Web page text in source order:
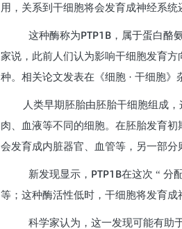
用，关系到干细胞将会发育成神经系统
这种酶称为PTP1B ，属于蛋白酪
家说，此前人们认为影响干细胞发育
种。相关论文发表在《细胞 · 干细胞》
人类早期胚胎由胚胎干细胞组成
肉、血液等不同的细胞。在胚胎发育
会发育成内脏器官、血管等，另一部分
新发现显示， PTP1B在这次 “ 分
等；这种酶活性低时，干细胞将发育成
科学家认为，这一发现可能有助